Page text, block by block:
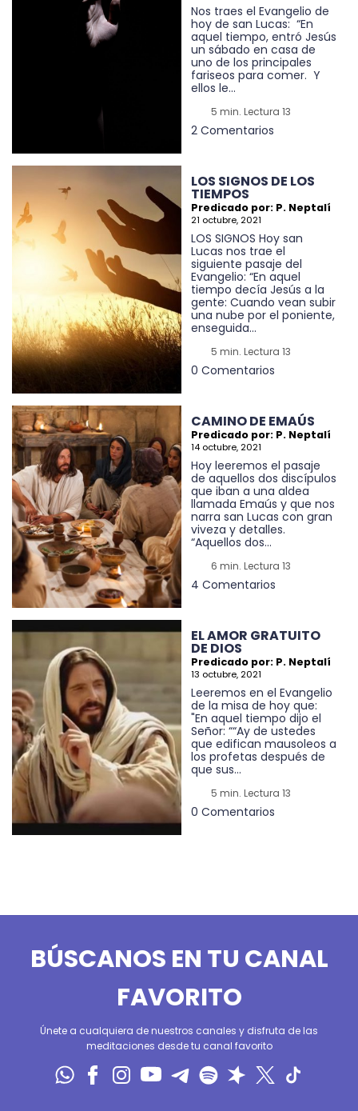
Nos traes el Evangelio de
hoy de san Lucas: “En
aquel tiempo, entró Jesús
un sábado en casa de
uno de los principales
fariseos para comer. Y
ellos le...
5 min. Lectura 13
2 Comentarios
LOS SIGNOS DE LOS
TIEMPOS
Predicado por: P. Neptalí
21 octubre, 2021
LOS SIGNOS Hoy san
Lucas nos trae el
siguiente pasaje del
Evangelio: “En aquel
tiempo decía Jesús a la
gente: Cuando vean subir
una nube por el poniente,
enseguida...
5 min. Lectura 13
0 Comentarios
CAMINO DE EMAÚS
Predicado por: P. Neptalí
14 octubre, 2021
Hoy leeremos el pasaje
de aquellos dos discípulos
que iban a una aldea
llamada Emaús y que nos
narra san Lucas con gran
viveza y detalles.
“Aquellos dos...
6 min. Lectura 13
4 Comentarios
EL AMOR GRATUITO
DE DIOS
Predicado por: P. Neptalí
13 octubre, 2021
Leeremos en el Evangelio
de la misa de hoy que:
"En aquel tiempo dijo el
Señor: ““Ay de ustedes
que edifican mausoleos a
los profetas después de
que sus...
5 min. Lectura 13
0 Comentarios
BÚSCANOS EN TU CANAL
FAVORITO
Únete a cualquiera de nuestros canales y disfruta de las
meditaciones desde tu canal favorito